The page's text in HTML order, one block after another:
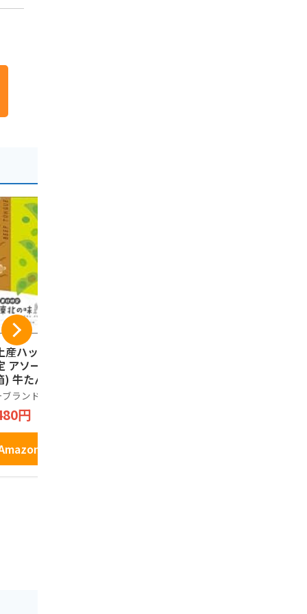
産ハッピー 東北
アソート 24枚
) 牛たん風味 ず
味 ほたてバター
3種
ランド品
円
で見る